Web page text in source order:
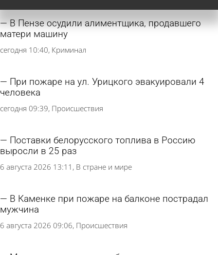
В Пензе осудили алиментщика, продавшего
матери машину
сегодня 10:40 Криминал
При пожаре на ул. Урицкого эвакуировали 4
человека
сегодня 09:39 Происшествия
Поставки белорусского топлива в Россию
выросли в 25 раз
6 августа 2026 13:11 В стране и мире
В Каменке при пожаре на балконе пострадал
мужчина
6 августа 2026 09:06 Происшествия